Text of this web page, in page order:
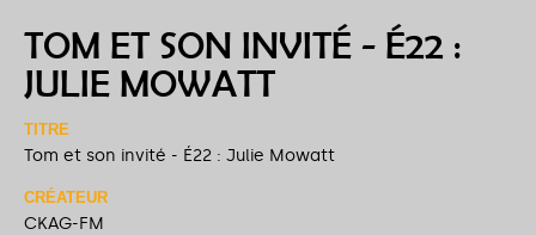
TOM ET SON INVITÉ - É22 :
JULIE MOWATT
TITRE
Tom et son invité - É22 : Julie Mowatt
CRÉATEUR
CKAG-FM